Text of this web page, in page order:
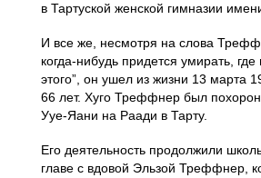
в Тартуской женской гимназии
И все же, несмотря на слова
когда-нибудь придется умирать,
этого”, он ушел из жизни 13 марта
66 лет. Хуго Треффнер был
Ууе-Яани на Раади в Тарту.
Его деятельность продолжили
главе с вдовой Эльзой Треффнер,